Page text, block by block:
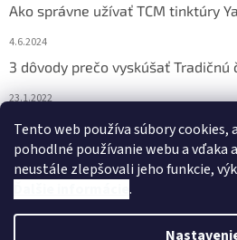
Tento web používa súbory cookies,
pohodlné používanie webu a vďaka
neustále zlepšovali jeho funkcie,
.
Ako správne užívať TCM tinktúry
4.6.2024
3 dôvody prečo vyskúšať Tradičnú
23.1.2022
Nadmerne vám vypadávajú
medicína
13.11.2021